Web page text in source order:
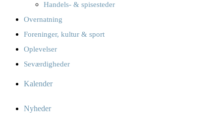
Handels- & spisesteder
Overnatning
Foreninger, kultur & sport
Oplevelser
Seværdigheder
Kalender
Nyheder